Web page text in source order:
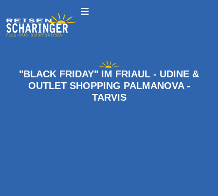
"BLACK FRIDAY" IM FRIAUL - UDINE &
OUTLET SHOPPING PALMANOVA -
TARVIS